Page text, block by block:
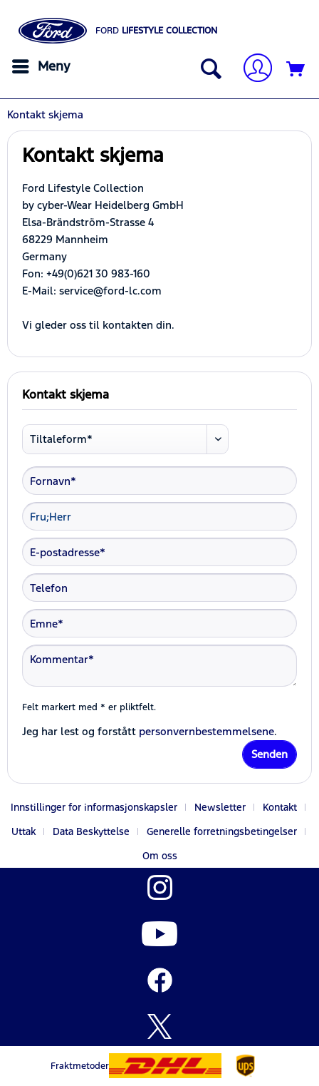
FORD LIFESTYLE COLLECTION
Meny
Kontakt skjema
Kontakt skjema
Ford Lifestyle Collection
by cyber-Wear Heidelberg GmbH
Elsa-Brändström-Strasse 4
68229 Mannheim
Germany
Fon: +49(0)621 30 983-160
E-Mail: service@ford-lc.com
Vi gleder oss til kontakten din.
Kontakt skjema
Felt markert med * er pliktfelt.
Jeg har lest og forstått personvernbestemmelsene.
Senden
Innstillinger for informasjonskapsler Newsletter
Kontakt
Uttak
Data Beskyttelse
Generelle forretningsbetingelser
Om oss
Fraktmetoder